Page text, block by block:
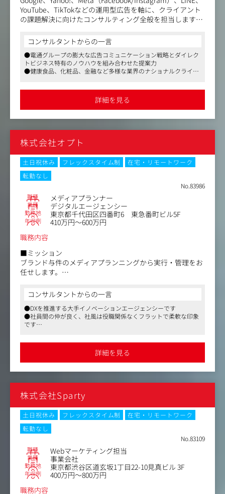
として、グループ全体のブランドガバナンス強化に貢献す
る
YouTube、TikTokなどの運用型広告を軸に、クライアント
の課題解決に向けたコンサルティング全般を担当します。
＜具体的な業務内容＞
1. 課題抽出・戦略立案
クライアントのKGI/KPIに基づいた、ターゲット選定およ
びメディアプランニング配信設計の構築（アカウント構造
の設計、タグマネジメント等）
日次の運用管理（入札調整、予算管理、クリエイティブの
3. 分析・レポーティング
各種計測ツールを用いた効果検証
定期的な報告会の実施と、データに基づいた次の一手の提
案
クライアントの業界は、健康食品・総合通販・化粧品・金
融・ソフトウェア・B2Bなど様々。大規模案件も多く、ナ
ショナルクライアントに携われる可能性もあります。
＜求人のポイント＞
・戦略的思考の醸成： 単なる作業者ではなく、クライアン
トのパートナーとして経営に近い視点で提案ができます。
・最新技術への触れ： AI活用やCookieレス対応など、常に
進化する業界の最先端スキルが身につきます。
層、またはマーケティング全体のPMなど、多様なキャリ
アパスが描けます。
コンサルタントからの一言
●電通グループの膨大な広告コミュニケーション戦略とダイレク
トビジネス特有のノウハウを組み合わせた提案力
●健康食品、化粧品、金融など多様な業界のナショナルクライア
線のスキルが身につく環境詳細を見る
株式会社オプト
土日祝休み フレックスタイム制
在宅・リモートワーク
転勤なし
No.83986
職種 メディアプランナー
業種 デジタルエージェンシー
勤務地 東京都千代田区四番町6 東急番町ビル5F
年収例
410万円～600万円
職務内容
■ミッション
ブランド与件のメディアプランニングから実行・管理をお
任せします。
プランニング・効果検証の設計」をプランニングし、自身
がプランニングした内容の実行や、実行後の顧客への実績
報告までをご対応頂きます。
■担当業務
・ブランド与件のメディアを中心とした施策のプランニン
コンサルタントからの一言
●DXを推進する大手イノベーションエージェンシーです
●社員間の仲が良く、社風は役職関係なくフラットで柔軟な印象
です
詳細を見る
株式会社Sparty
土日祝休み フレックスタイム制
在宅・リモートワーク
転勤なし
No.83109
職種 Webマーケティング担当
業種 事業会社
勤務地 東京都渋谷区道玄坂1丁目22-10見真ビル 3F
年収例
400万円～800万円
職務内容